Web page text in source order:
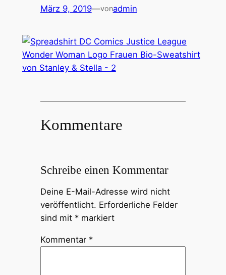
März 9, 2019—vonadmin
Kommentare
Schreibe einen Kommentar
Deine E-Mail-Adresse wird nicht
veröffentlicht. Erforderliche Felder
sind mit *markiert
Kommentar *